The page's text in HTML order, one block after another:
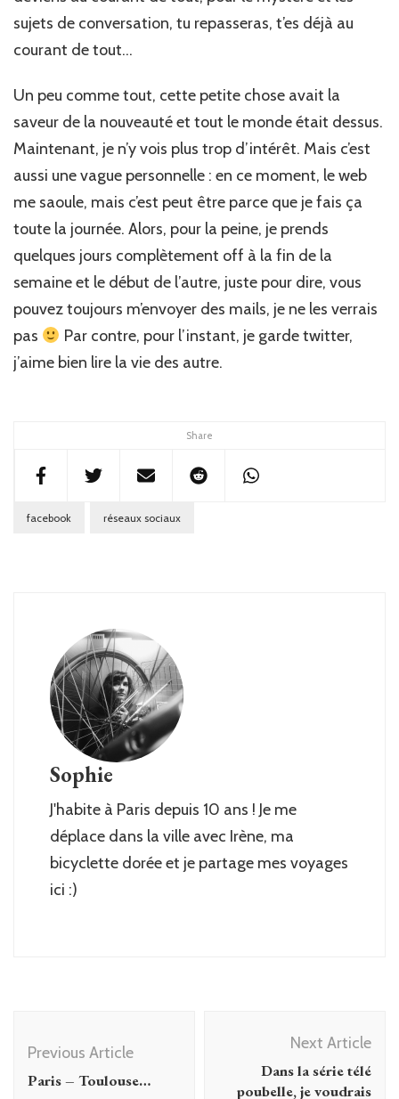
Share
sujets de conversation, tu repasseras, t’es déjà au
courant de tout…
Un peu comme tout, cette petite chose avait la
saveur de la nouveauté et tout le monde était dessus.
Maintenant, je n’y vois plus trop d’intérêt. Mais c’est
aussi une vague personnelle : en ce moment, le web
me saoule, mais c’est peut être parce que je fais ça
toute la journée. Alors, pour la peine, je prends
quelques jours complètement off à la fin de la
semaine et le début de l’autre, juste pour dire, vous
pouvez toujours m’envoyer des mails, je ne les verrais
pas
Par contre, pour l’instant, je garde twitter,
j’aime bien lire la vie des autre.
facebook réseaux sociaux
Sophie
J'habite à Paris depuis 10 ans ! Je me
déplace dans la ville avec Irène, ma
bicyclette dorée et je partage mes voyages
ici :)
Navigation
Previous Article
Paris – Toulouse…
Next Article
Dans la série télé
poubelle, je voudrais